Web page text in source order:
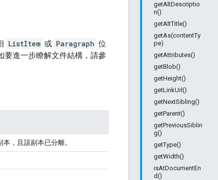
getAltDescriptio
n()
getAltTitle()
getAs(contentTy
pe)
getAttributes()
getBlob()
getHeight()
getLinkUrl()
getNextSibling()
getParent()
getPreviousSiblin
g()
getType()
getWidth()
isAtDocumentEn
d()
ListItem 或 Paragraph 位
要進一步瞭解文件結構，請參
，且該副本已分離。